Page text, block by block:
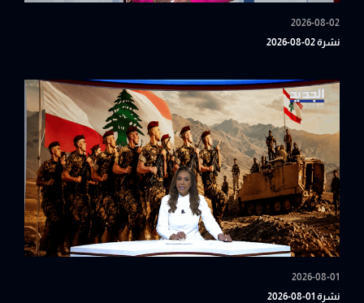
2026-08-02
نشرة 02-08-2026
2026-08-01
نشرة 01-08-2026